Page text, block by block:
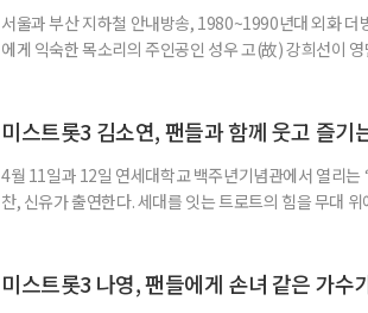
서울과 부산 지하철 안내방송, 1980~1990년대 외화 더
에게 익숙한 목소리의 주인공인 성우 고(故) 강희선이
중에도 녹음실을 지키며 성우 활동을 이어간 그의 모습
미스트롯3 김소연, 팬들과 함께 웃고 즐기
4월 11일과 12일 연세대학교 백주년기념관에서 열리는
찬, 신유가 출연한다. 세대를 잇는 트로트의 힘을 무대
은 트로트 가수의 길을 걷게 된 계기를 “무대에서 트로트
미스트롯3 나영, 팬들에게 손녀 같은 가수